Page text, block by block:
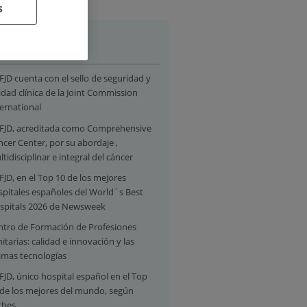
cuenta con el sello de seguridad y
clínica de la Joint Commission
acreditada como Comprehensive
Center, por su abordaje ,
e integral del cáncer
en el Top 10 de los mejores
españoles del World´s Best
2026 de Newsweek
de Formación de Profesiones
calidad e innovación y las
tecnologías
único hospital español en el Top
los mejores del mundo, según